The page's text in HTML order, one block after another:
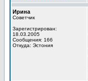
Ирина
Советчик
Зарегистрирован:
18.03.2005
Сообщения: 166
Откуда: Эстония